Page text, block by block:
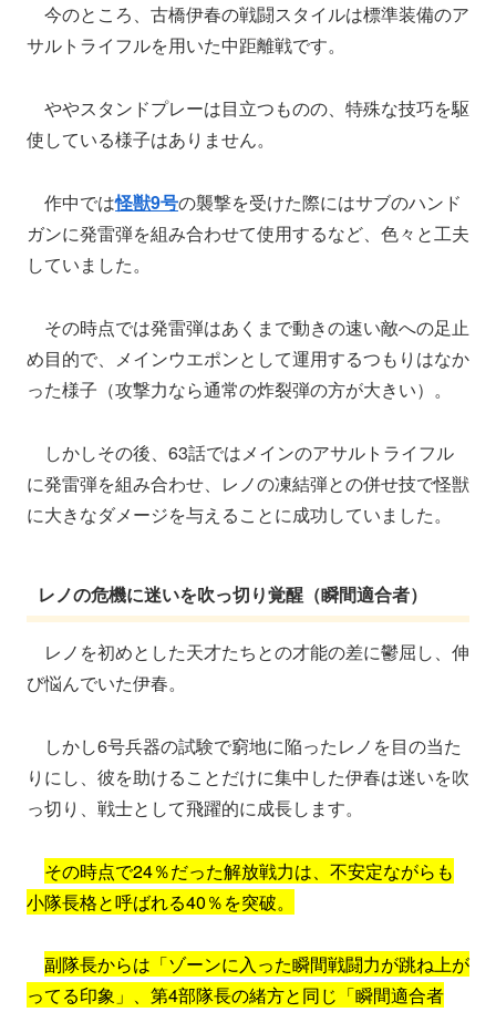
今のところ、古橋伊春の戦闘スタイルは標準装備のア
サルトライフルを用いた中距離戦です。
ややスタンドプレーは目立つものの、特殊な技巧を駆
使している様子はありません。
作中では怪獣9号の襲撃を受けた際にはサブのハンド
ガンに発雷弾を組み合わせて使用するなど、色々と工夫
していました。
その時点では発雷弾はあくまで動きの速い敵への足止
め目的で、メインウエポンとして運用するつもりはなか
った様子（攻撃力なら通常の炸裂弾の方が大きい）。
しかしその後、63話ではメインのアサルトライフル
に発雷弾を組み合わせ、レノの凍結弾との併せ技で怪獣
に大きなダメージを与えることに成功していました。
レノの危機に迷いを吹っ切り覚醒（瞬間適合者）
レノを初めとした天才たちとの才能の差に鬱屈し、伸
び悩んでいた伊春。
しかし6号兵器の試験で窮地に陥ったレノを目の当た
りにし、彼を助けることだけに集中した伊春は迷いを吹
っ切り、戦士として飛躍的に成長します。
その時点で24％だった解放戦力は、不安定ながらも
小隊長格と呼ばれる40％を突破。
副隊長からは「ゾーンに入った瞬間戦闘力が跳ね上が
ってる印象」、第4部隊長の緒方と同じ「瞬間適合者